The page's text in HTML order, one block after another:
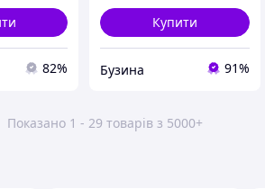
82%
Купити
Бузина 91%
Показано 1 - 29 товарів з 5000+